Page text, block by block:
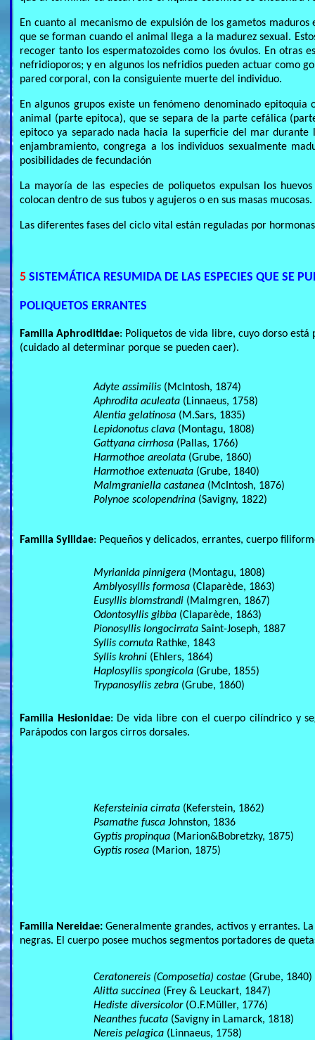
En cuanto al mecanismo de expulsión de los gametos
que se forman cuando el animal llega a la madurez sexual.
recoger tanto los espermatozoides como los óvulos. En otras
nefridioporos; y en algunos los nefridios pueden actuar como
pared corporal, con la consiguiente muerte del individuo.
En algunos grupos existe un fenómeno denominado
animal (parte epitoca), que se separa de la parte cefálica
epitoco ya separado nada hacia la superficie del mar
enjambramiento, congrega a los individuos sexualmente
posibilidades de fecundación
La mayoría de las especies de poliquetos expulsan los
colocan dentro de sus tubos y agujeros o en sus masas
Las diferentes fases del ciclo vital están reguladas por
5 SISTEMÁTICA RESUMIDA DE LAS ESPECIES QUE SE
POLIQUETOS ERRANTES
Familia Aphroditidae: Poliquetos de vida libre, cuyo dorso
(cuidado al determinar porque se pueden caer).
Adyte assimilis (McIntosh, 1874)
Aphrodita aculeata (Linnaeus, 1758)
Alentia gelatinosa (M.Sars, 1835)
Lepidonotus clava (Montagu, 1808)
Gattyana cirrhosa (Pallas, 1766)
Harmothoe areolata (Grube, 1860)
Harmothoe extenuata (Grube, 1840)
Malmgraniella castanea (McIntosh, 1876)
Polynoe scolopendrina (Savigny, 1822)
Familia Syllidae: Pequeños y delicados, errantes, cuerpo
Myrianida pinnigera (Montagu, 1808)
Amblyosyllis formosa (Claparède, 1863)
Eusyllis blomstrandi (Malmgren, 1867)
Odontosyllis gibba (Claparède, 1863)
Pionosyllis longocirrata Saint-Joseph, 1887
Syllis cornuta Rathke, 1843
Syllis krohni (Ehlers, 1864)
Haplosyllis spongicola (Grube, 1855)
Trypanosyllis zebra (Grube, 1860)
Familia Hesionidae: De vida libre con el cuerpo cilíndrico y
Parápodos con largos cirros dorsales.
Kefersteinia cirrata (Keferstein, 1862)
Psamathe fusca Johnston, 1836
Gyptis propinqua (Marion&Bobretzky, 1875)
Gyptis rosea (Marion, 1875)
Familia Nereidae: Generalmente grandes, activos y errantes.
negras. El cuerpo posee muchos segmentos portadores de
Ceratonereis (Composetia) costae (Grube, 1840)
Alitta succinea (Frey & Leuckart, 1847)
Hediste diversicolor(O.F.Müller, 1776)
Neanthes fucata (Savigny in Lamarck, 1818)
Nereis pelagica (Linnaeus, 1758)